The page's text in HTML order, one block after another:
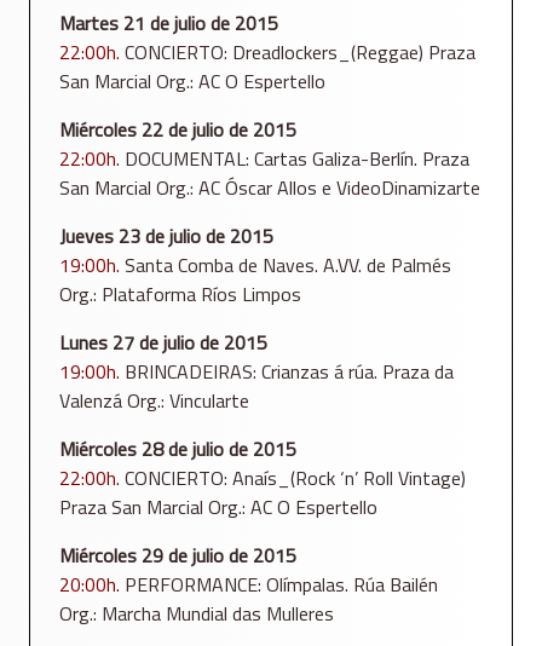
Martes 21 de julio de 2015
22:00h. CONCIERTO: Dreadlockers_(Reggae) Praza
San Marcial Org.: AC O Espertello
Miércoles 22 de julio de 2015
22:00h. DOCUMENTAL: Cartas Galiza-Berlín. Praza
San Marcial Org.: AC Óscar Allos e VideoDinamizarte
Jueves 23 de julio de 2015
19:00h. Santa Comba de Naves. A.VV. de Palmés
Org.: Plataforma Ríos Limpos
Lunes 27 de julio de 2015
19:00h. BRINCADEIRAS: Crianzas á rúa. Praza da
Valenzá Org.: Vincularte
Miércoles 28 de julio de 2015
22:00h. CONCIERTO: Anaís_(Rock ‘n’ Roll Vintage)
Praza San Marcial Org.: AC O Espertello
Miércoles 29 de julio de 2015
20:00h. PERFORMANCE: Olímpalas. Rúa Bailén
Org.: Marcha Mundial das Mulleres